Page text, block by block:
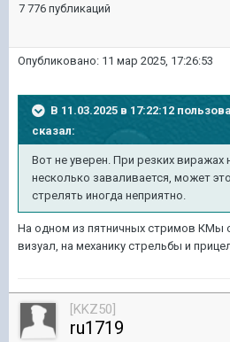
7 776 публикаций
Опубликовано: 11 мар 2025, 17:26:53
В 11.03.2025 в 17:22:12
сказал:
Вот не уверен. При резких виражах
несколько заваливается, может
стрелять иногда неприятно.
На одном из пятничных стримов КМы
визуал, на механику стрельбы и
[KKZ50]
ru1719